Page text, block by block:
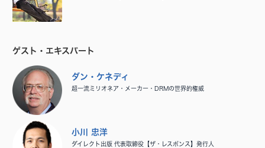
ゲスト・エキスパート
ダン・ケネディ
超一流ミリオネア・メーカー・DRMの世界的権威
小川 忠洋
ダイレクト出版 代表取締役【ザ・レスポンス】発行人